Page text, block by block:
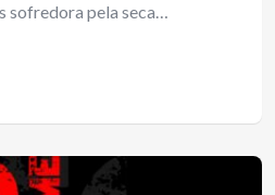
sofredora pela seca…